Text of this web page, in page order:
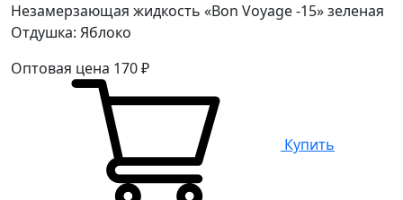
Незамерзающая жидкость «Bon Voyage -15» зеленая
Отдушка: Яблоко
Оптовая цена 170₽
Купить